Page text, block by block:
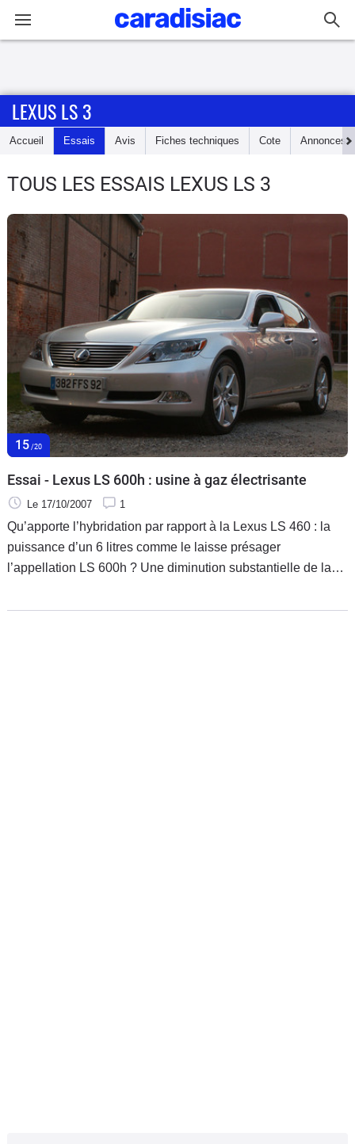
Accueil
Essais
Guide
d'achat
Electriques
Utilitaires
Flottes
Auto
Services
Forum
Marques
LEXUS LS 3
Accueil Essais Avis Fiches techniques Cote Annonces
TOUS LES ESSAIS LEXUS LS 3
15 /20
Essai - Lexus LS 600h : usine à gaz électrisante
Le 17/10/2007 1
Qu’apporte l’hybridation par rapport à la Lexus LS 460 : la
puissance d’un 6 litres comme le laisse présager
l’appellation LS 600h ? Une diminution substantielle de la
d’agrément et de silence à bord ? Pourquoi une transmission